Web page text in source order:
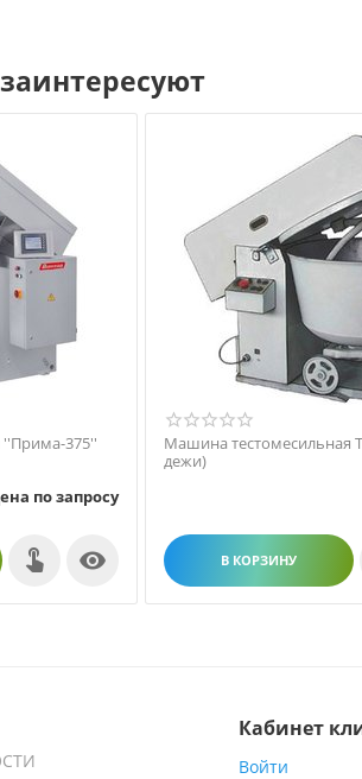
375''
по запросу

Машина тестомесильная
дежи)
В КОРЗИНУ
Кабинет
Войти